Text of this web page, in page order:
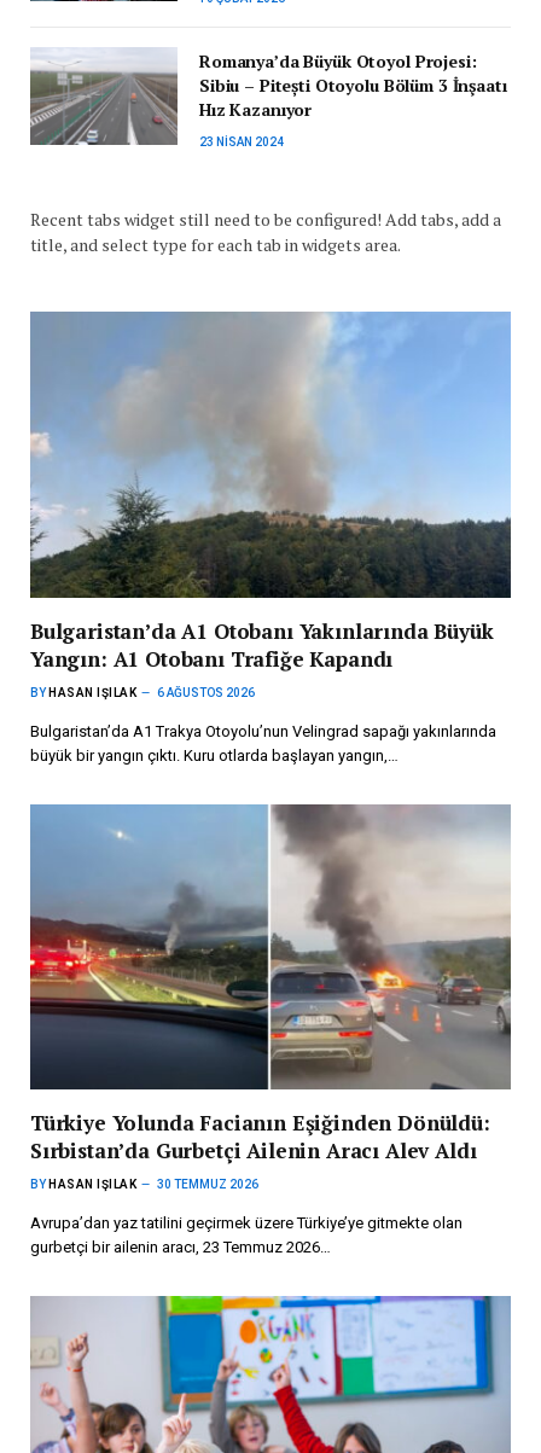
Romanya’da Büyük Otoyol Projesi:
Sibiu – Pitești Otoyolu Bölüm 3 İnşaatı
Hız Kazanıyor
23 NISAN 2024
Recent tabs widget still need to be configured! Add tabs, add a
title, and select type for each tab in widgets area.
Bulgaristan’da A1 Otobanı Yakınlarında Büyük
Yangın: A1 Otobanı Trafiğe Kapandı
BY HASAN IŞILAK 6 AĞUSTOS 2026
Bulgaristan’da A1 Trakya Otoyolu’nun Velingrad sapağı yakınlarında
büyük bir yangın çıktı. Kuru otlarda başlayan yangın,…
Türkiye Yolunda Facianın Eşiğinden Dönüldü:
Sırbistan’da Gurbetçi Ailenin Aracı Alev Aldı
BY HASAN IŞILAK 30 TEMMUZ 2026
Avrupa’dan yaz tatilini geçirmek üzere Türkiye’ye gitmekte olan
gurbetçi bir ailenin aracı, 23 Temmuz 2026…